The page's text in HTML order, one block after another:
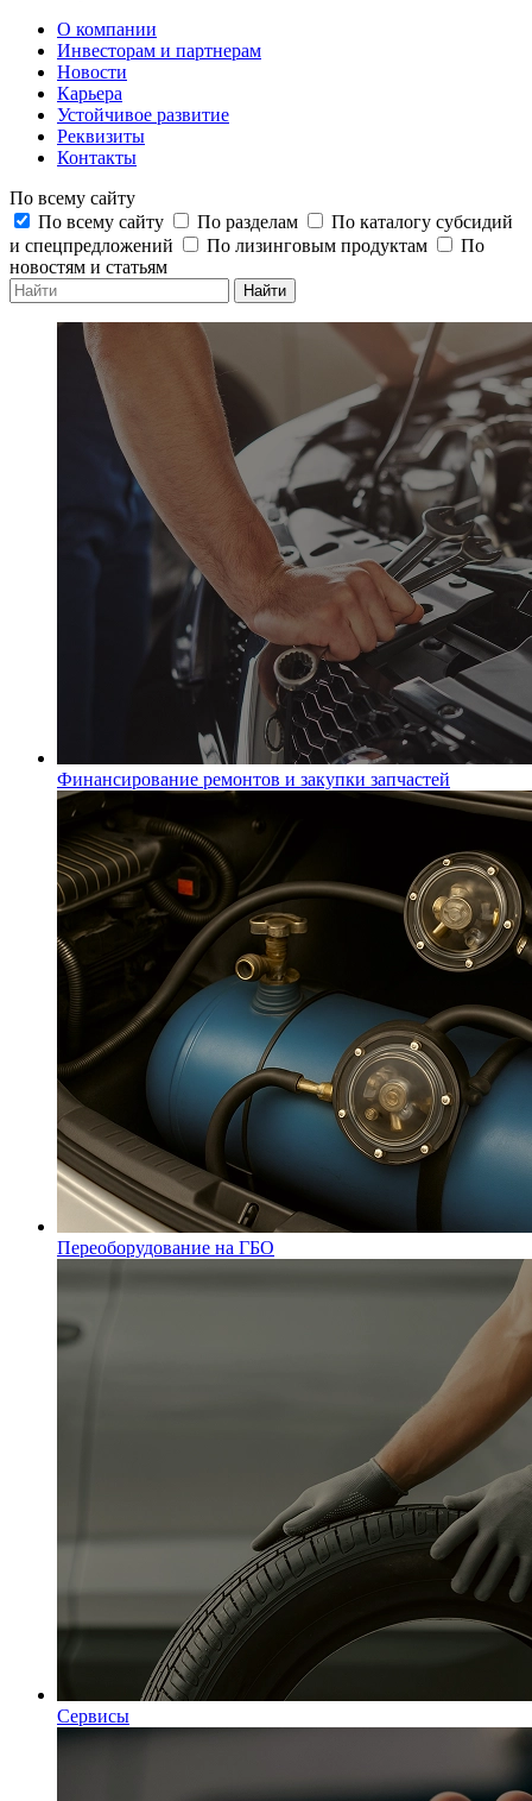
О компании
Инвесторам и партнерам
Новости
Карьера
Устойчивое развитие
Реквизиты
Контакты
По всему сайту
По всему сайту
По разделам
По каталогу субсидий
и спецпредложений
По лизинговым продуктам
По
новостям и статьям
Найти
Финансирование ремонтов и закупки запчастей
Переоборудование на ГБО
Сервисы